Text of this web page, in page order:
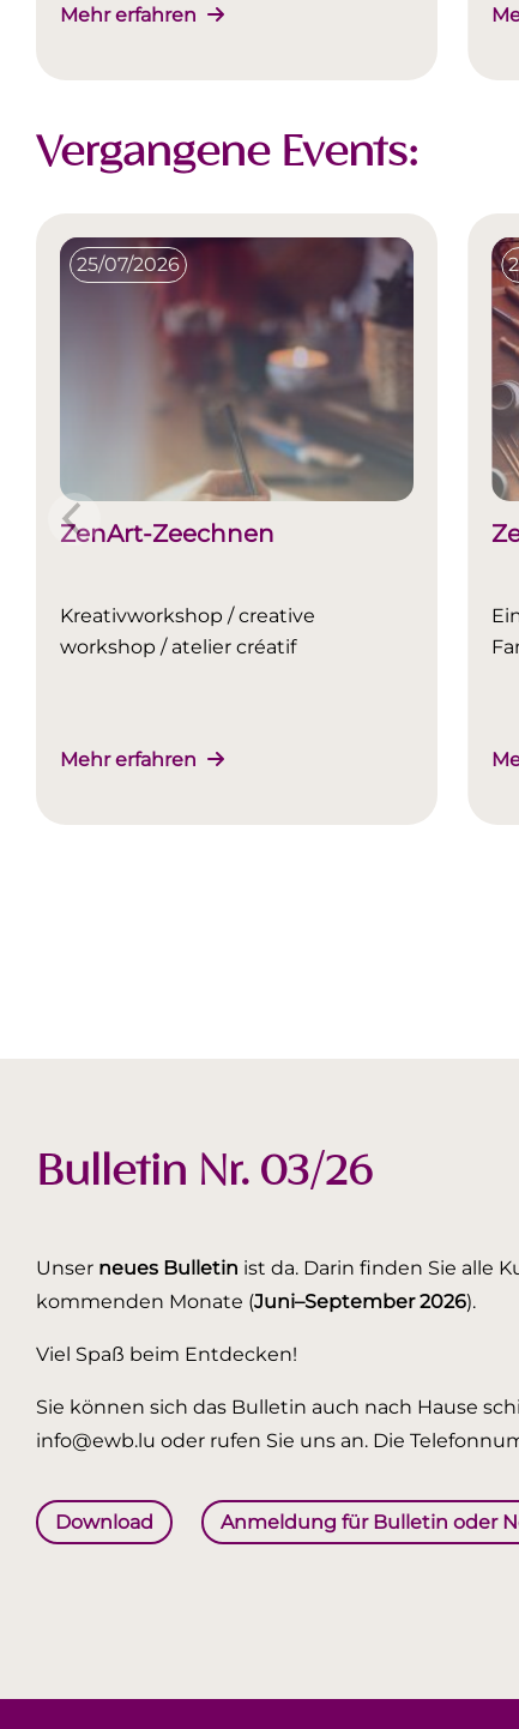
Mehr erfahren
Vergangene Events:
25/07/2026
ZenArt-Zeechnen
Kreativworkshop / creative
workshop / atelier créatif
Mehr erfahren
Bulletin Nr. 03/26
Unser neues Bulletin ist da. Darin finden Sie alle
kommenden Monate (Juni–September 2026).
Viel Spaß beim Entdecken!
Sie können sich das Bulletin auch nach Hause
info@ewb.lu oder rufen Sie uns an. Die
Download Anmeldung für Bulletin oder